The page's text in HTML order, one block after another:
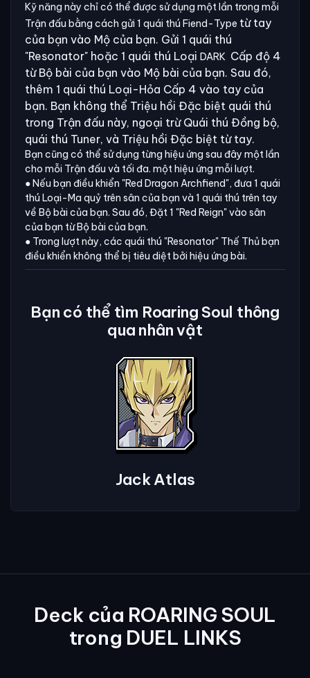
Kỹ năng này chỉ có thể được sử dụng một lần trong mỗi
Trận đấu bằng cách gửi 1 quái thú Fiend-Type từ tay
của bạn vào Mộ của bạn. Gửi 1 quái thú
"Resonator" hoặc 1 quái thú Loại DARK Cấp độ 4
từ Bộ bài của bạn vào Mộ bài của bạn. Sau đó,
thêm 1 quái thú Loại-Hỏa Cấp 4 vào tay của
bạn. Bạn không thể Triệu hồi Đặc biệt quái thú
trong Trận đấu này, ngoại trừ Quái thú Đồng bộ,
quái thú Tuner, và Triệu hồi Đặc biệt từ tay.
Bạn cũng có thể sử dụng từng hiệu ứng sau đây một lần
cho mỗi Trận đấu và tối đa. một hiệu ứng mỗi lượt.
● Nếu bạn điều khiển "Red Dragon Archfiend", đưa 1 quái
thú Loại-Ma quỷ trên sân của bạn và 1 quái thú trên tay
về Bộ bài của bạn. Sau đó, Đặt 1 "Red Reign" vào sân
của bạn từ Bộ bài của bạn.
● Trong lượt này, các quái thú "Resonator" Thế Thủ bạn
điều khiển không thể bị tiêu diệt bởi hiệu ứng bài.
Bạn có thể tìm Roaring Soul thông
qua nhân vật
Jack Atlas
Deck của ROARING SOUL
trong DUEL LINKS